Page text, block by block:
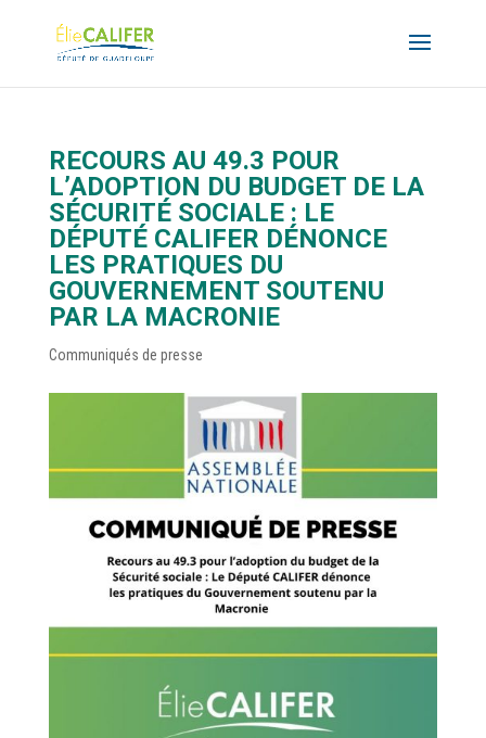
RECOURS AU 49.3 POUR
L’ADOPTION DU BUDGET DE LA
SÉCURITÉ SOCIALE : LE
DÉPUTÉ CALIFER DÉNONCE
LES PRATIQUES DU
GOUVERNEMENT SOUTENU
PAR LA MACRONIE
Communiqués de presse